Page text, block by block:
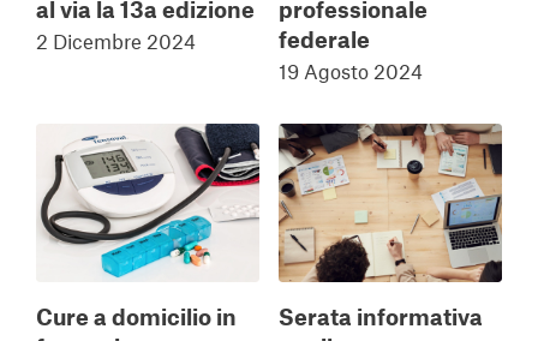
al via la 13a edizione
2 Dicembre 2024
professionale
federale
19 Agosto 2024
Cure a domicilio in
Serata informativa